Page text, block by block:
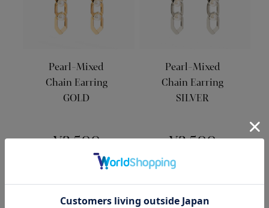
Pearl-Mixed
Chain Earring
GOLD
¥3,500
Pearl-Mixed
Chain Earring
SILVER
¥3,500
(¥3,850tax in)